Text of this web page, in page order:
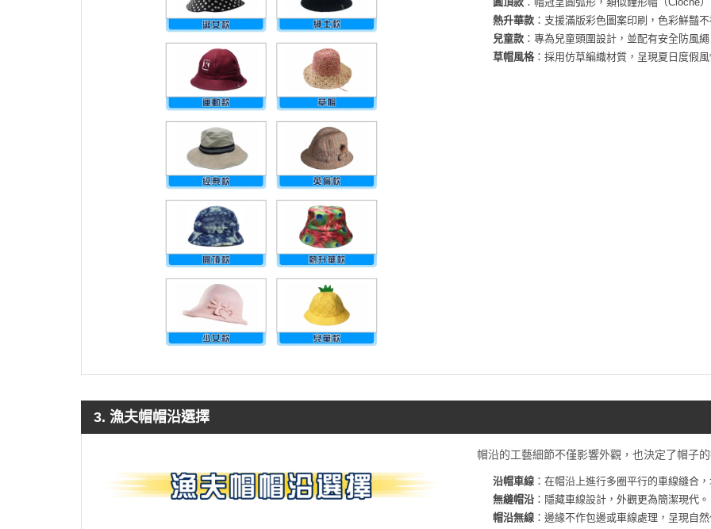
熱升華款 ：支援滿版彩色圖案印刷，色彩鮮豔
兒童款 ：專為兒童頭圍設計，並配有安全防風繩
草帽風格 ：採用仿草編織材質，呈現夏日度假風
3. 漁夫帽帽沿選擇
帽沿的工藝細節不僅影響外觀，也決定了帽子的
沿帽車線 ：在帽沿上進行多圈平行的車線縫合
無縫帽沿 ：隱藏車線設計，外觀更為簡潔現代。
帽沿無線 ：邊緣不作包邊或車線處理，呈現自